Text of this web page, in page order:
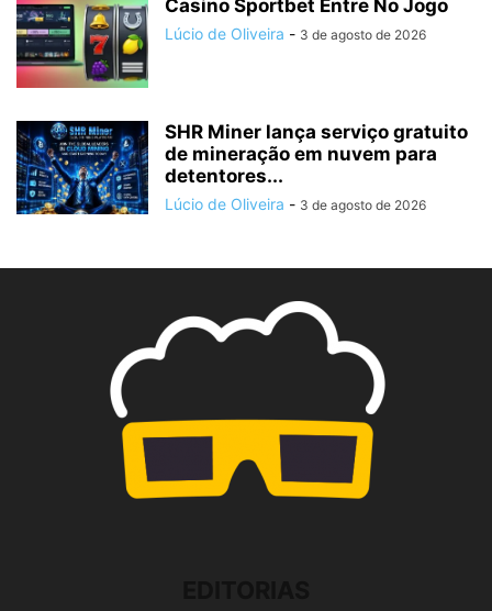
Casino Sportbet Entre No Jogo
Lúcio de Oliveira - 3 de agosto de 2026
SHR Miner lança serviço gratuito
de mineração em nuvem para
detentores...
Lúcio de Oliveira - 3 de agosto de 2026